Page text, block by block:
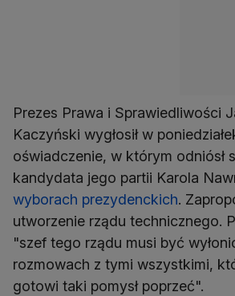
Prezes Prawa i Sprawiedliwości
Kaczyński wygłosił w
oświadczenie, w którym odniósł
kandydata jego partii Karola
wyborach prezydenckich.
utworzenie rządu technicznego.
"szef tego rządu musi być
rozmowach z tymi wszystkimi,
gotowi taki pomysł poprzeć".